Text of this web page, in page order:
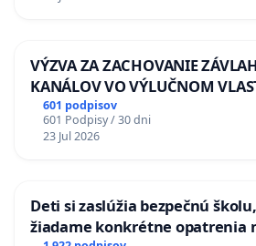
VÝZVA ZA ZACHOVANIE
KANÁLOV VO VÝLUČNOM
KONTROLOU SLOVENSKEJ
na riešenie zanedbaného
odvodňovacích kanálov na
601 podpisov
601 Podpisy / 30 dni
23 Jul 2026
Deti si zaslúžia bezpečnú
žiadame konkrétne opatrenia